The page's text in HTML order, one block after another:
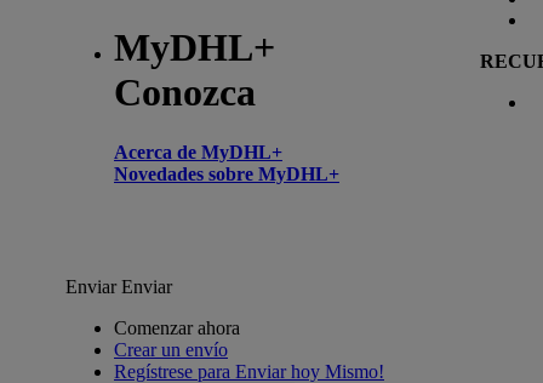
MyDHL+
Conozca
Acerca de MyDHL+
Novedades sobre MyDHL+
EnviarEnviar
Comenzar ahora
Crear un envío
Regístrese para Enviar hoy Mismo!